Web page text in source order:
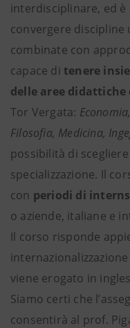
interdisciplinare, ed
convergere discipline
combinate con
capace di tenere
delle aree didattiche
Tor Vergata:
Filosofia, Medicina,
possibilità di
specializzazione. Il
con periodi di
o aziende, italiane e
Il corso risponde
viene erogato in
Siamo certi che
consentirà al prof.